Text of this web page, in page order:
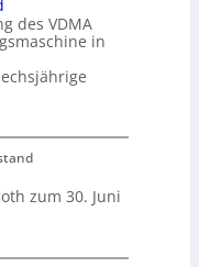
des VDMA
in
zum 30. Juni